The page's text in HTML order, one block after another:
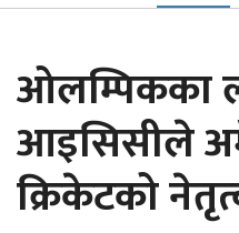
ओलम्पिकका
आइसिसीले
क्रिकेटको